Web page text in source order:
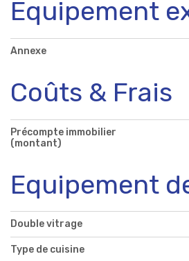
Equipement
Annexe
Coûts & Frais
Précompte immobilier
(montant)
Equipement
Double vitrage
Type de cuisine